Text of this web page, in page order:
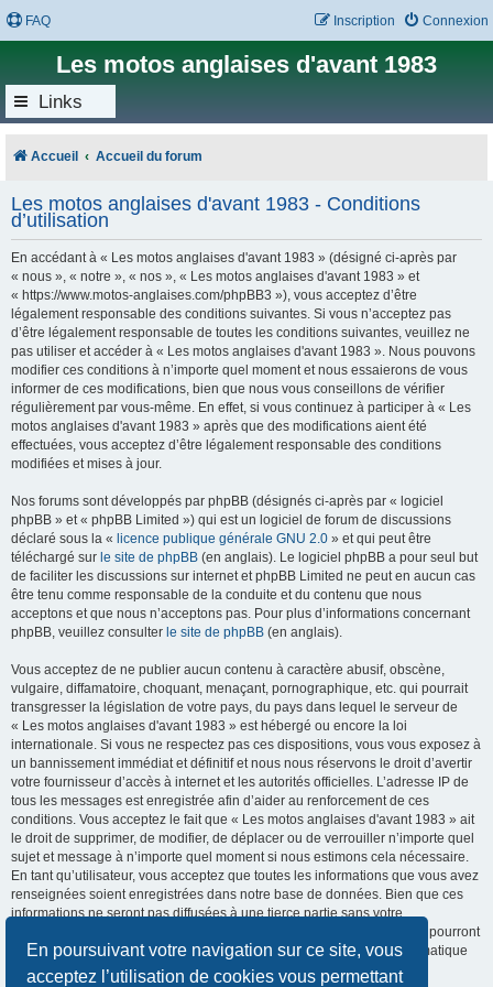
En poursuivant votre navigation sur ce site, vous
acceptez l’utilisation de cookies vous permettant
FAQ Connexion
Inscription
Les motos anglaises d'avant 1983
Links
Accueil Accueil du forum
Les motos anglaises d'avant 1983 - Conditions
d’utilisation
En accédant à « Les motos anglaises d'avant 1983 » (désigné ci-après par
« nous », « notre », « nos », « Les motos anglaises d'avant 1983 » et
« https://www.motos-anglaises.com/phpBB3 »), vous acceptez d’être
légalement responsable des conditions suivantes. Si vous n’acceptez pas
d’être légalement responsable de toutes les conditions suivantes, veuillez ne
pas utiliser et accéder à « Les motos anglaises d'avant 1983 ». Nous pouvons
modifier ces conditions à n’importe quel moment et nous essaierons de vous
informer de ces modifications, bien que nous vous conseillons de vérifier
régulièrement par vous-même. En effet, si vous continuez à participer à « Les
motos anglaises d'avant 1983 » après que des modifications aient été
effectuées, vous acceptez d’être légalement responsable des conditions
modifiées et mises à jour.
Nos forums sont développés par phpBB (désignés ci-après par « logiciel
phpBB » et « phpBB Limited ») qui est un logiciel de forum de discussions
déclaré sous la « licence publique générale GNU 2.0 » et qui peut être
téléchargé sur le site de phpBB (en anglais). Le logiciel phpBB a pour seul but
de faciliter les discussions sur internet et phpBB Limited ne peut en aucun cas
être tenu comme responsable de la conduite et du contenu que nous
acceptons et que nous n’acceptons pas. Pour plus d’informations concernant
phpBB, veuillez consulter le site de phpBB (en anglais).
Vous acceptez de ne publier aucun contenu à caractère abusif, obscène,
vulgaire, diffamatoire, choquant, menaçant, pornographique, etc. qui pourrait
transgresser la législation de votre pays, du pays dans lequel le serveur de
« Les motos anglaises d'avant 1983 » est hébergé ou encore la loi
internationale. Si vous ne respectez pas ces dispositions, vous vous exposez à
un bannissement immédiat et définitif et nous nous réservons le droit d’avertir
votre fournisseur d’accès à internet et les autorités officielles. L’adresse IP de
tous les messages est enregistrée afin d’aider au renforcement de ces
conditions. Vous acceptez le fait que « Les motos anglaises d'avant 1983 » ait
le droit de supprimer, de modifier, de déplacer ou de verrouiller n’importe quel
sujet et message à n’importe quel moment si nous estimons cela nécessaire.
En tant qu’utilisateur, vous acceptez que toutes les informations que vous avez
renseignées soient enregistrées dans notre base de données. Bien que ces
informations ne seront pas diffusées à une tierce partie sans votre
consentement, ni « Les motos anglaises d'avant 1983 », ni phpBB, ne pourront
être tenus comme responsables en cas de tentative de piratage informatique
visant à compromettre vos données.